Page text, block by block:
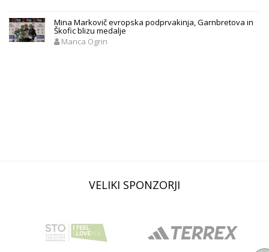
Mina Markovič evropska podprvakinja, Garnbretova in
Škofic blizu medalje
Manca Ogrin
VELIKI SPONZORJI